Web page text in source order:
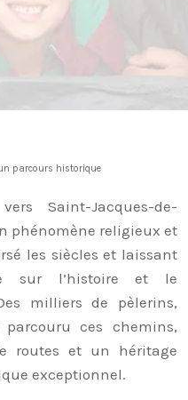
parcours historique
Saint-Jacques-de-
phénomène religieux et
les siècles et laissant
sur l’histoire et le
milliers de pèlerins,
ces chemins,
routes et un héritage
exceptionnel.